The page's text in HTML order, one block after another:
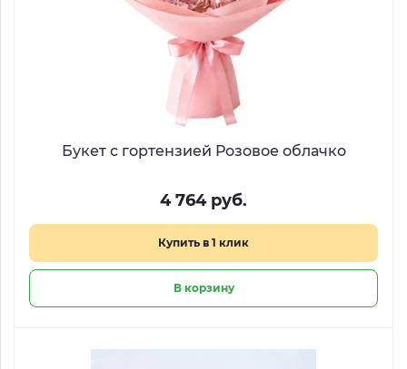
Букет с гортензией Розовое облачко
4 764 руб.
Купить в 1 клик
В корзину